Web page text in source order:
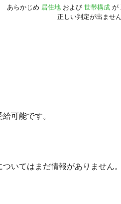
あらかじめ 居住地および 世帯構成が
正しい判定が出ませ
可能です。
いてはまだ情報がありません